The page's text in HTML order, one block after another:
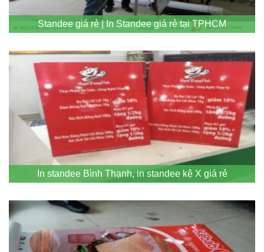
Standee giá rẻ | In Standee giá rẻ tại TPHCM
In standee Bình Thạnh, in standee kệ X giá rẻ